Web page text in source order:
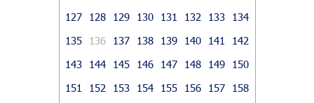
127
128 129 130 131 132 133
134
135
136 137 138 139 140 141
142
143
144 145 146 147 148 149
150
151
152 153 154 155 156 157
158